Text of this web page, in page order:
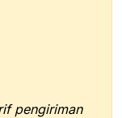
pengiriman